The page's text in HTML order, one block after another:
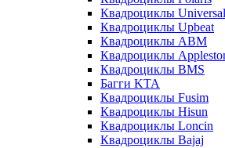
Квадроциклы Universal
Квадроциклы Upbeat
Квадроциклы ABM
Квадроциклы
Квадроциклы BMS
Багги KTA
Квадроциклы Fusim
Квадроциклы Hisun
Квадроциклы Loncin
Квадроциклы Bajaj